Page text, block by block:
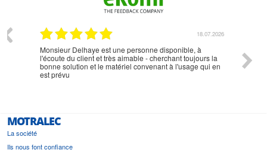
18.07.2026
Monsieur Delhaye est une personne disponible, à
l'écoute du client et très aimable - cherchant toujours la
bonne solution et le matériel convenant à l'usage qui en
est prévu
MOTRALEC
La société
Ils nous font confiance